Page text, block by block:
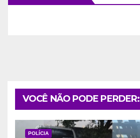
VOCÊ NÃO PODE PERDER:
POLÍCIA